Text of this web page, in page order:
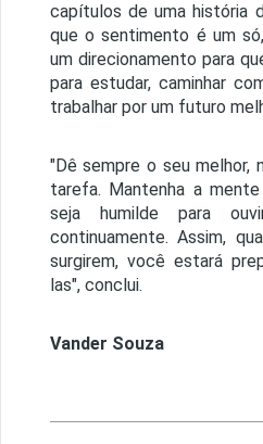
capítulos de uma história
que o sentimento é um
um direcionamento para
para estudar, caminhar
trabalhar por um futuro
"Dê sempre o seu melhor,
tarefa. Mantenha a
seja humilde para
continuamente. Assim,
surgirem, você estará
las", conclui.
Vander Souza